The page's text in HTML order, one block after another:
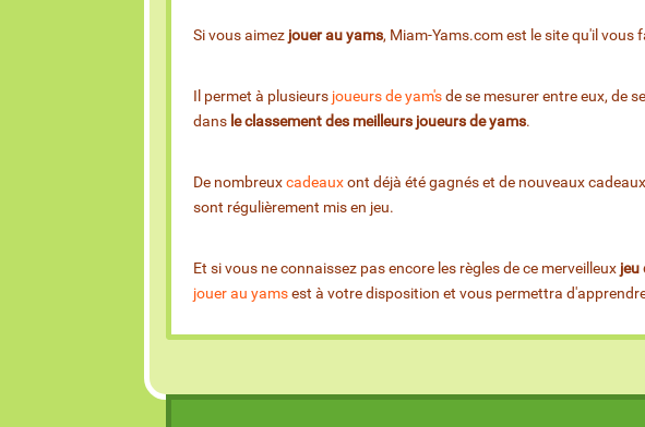
Si vous aimez jouer au yams, Miam-Yams.com est le site qu'il vous
Il permet à plusieurs joueurs de yam'sde se mesurer entre eux, de
dans le classement des meilleurs joueurs de yams.
De nombreuxcadeauxont déjà été gagnés et de nouveaux
sont régulièrement mis en jeu.
Et si vous ne connaissez pas encore les règles de ce merveilleux jeu
jouer au yamsest à votre disposition et vous permettra